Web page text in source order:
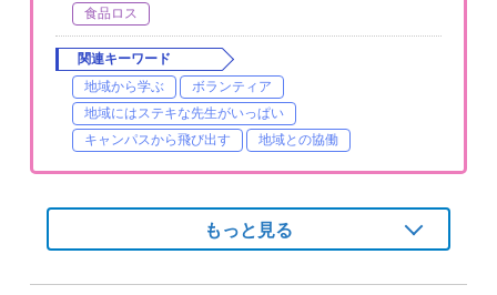
食品ロス
関連キーワード
地域から学ぶ
ボランティア
地域にはステキな先生がいっぱい
キャンパスから飛び出す
地域との協働
もっと見る